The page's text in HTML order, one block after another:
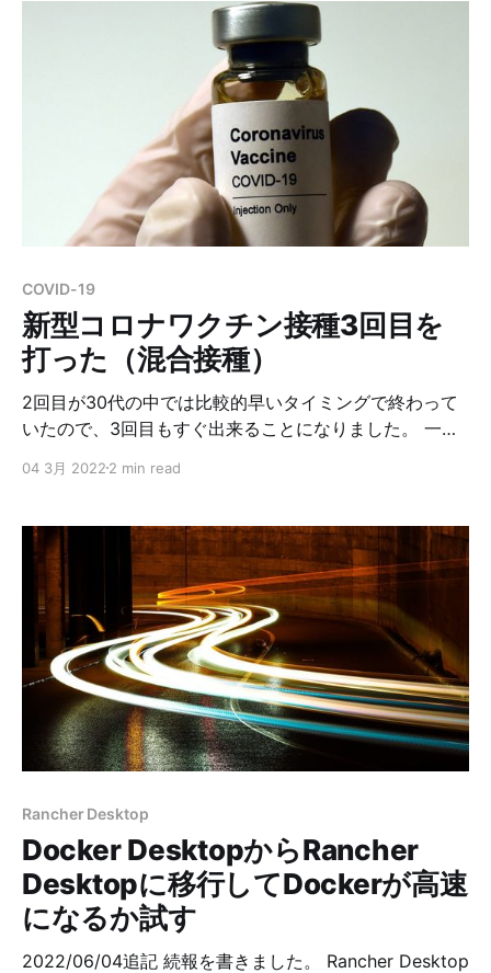
のままというわけにはいかないだろうということで、考
えたのは次の選択肢でした。 1. Gatsbyのバージョンア
ップしてM1MaxMBPでもビルドできる状態にする 2.
Gatsbyの最新バージョンで1から作り直す 3. Next.jsで
かすには、Gatsby v3.0系である必要がありそうだった
ので、Gatsby v2.0から最新バージョンまでアップグレ
ードするか、もしくは1から作り直してMDXファイルを
コピーする。 もしくは、Next.jsに移行してしまうのも
手かなという感じでした。 で、結局Next.jsに移行する
ます。 1. 仕事などブログ以外のことでGatsbyを使うこ
COVID-19
新型コロナワクチン接種3回目を
打った（混合接種）
2回目が30代の中では比較的早いタイミングで終わって
いたので、3回目もすぐ出来ることになりました。 一応
いた感じでした。 今回は個別の病院じゃなくて自治体が
もあって、モデルナになりました。 なので、ファイザ
ー、ファイザー、モデルナの混合接種になりました。 ※
今回も副反応については個人差があると思うので参考ま
でに。 主な副反応 患部の痛み、軽い発熱（36.8℃）、
軽い倦怠感、関節の違和感 打ってからの経過 1日目 1日
目は患部の痛みがあり、それ以外は特になにもなかった
です。 感覚的には1回目、2回目接種のときと同じ感じで
した。 2日目 1日目に引き続き、患部の痛みがありまし
た。 午後から徐々に発熱、倦怠感、関節に違和感が出て
きたりして、副反応としてはこの日が一番重かったで
（コード書いたり、ゲームしたりはしててた）問題なか
ったです。 3日目 患部の痛みが引き続きありま
04 3月 2022 2 min read
Rancher Desktop
Docker DesktopからRancher
Desktopに移行してDockerが高速
になるか試す
2022/06/04追記 続報を書きました。 Rancher Desktop